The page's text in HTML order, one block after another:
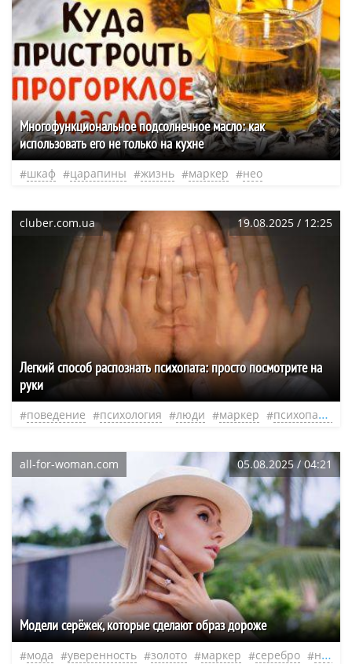
Многофункциональное подсолнечное масло: как
использовать его не только на кухне
шкаф царапины жизнь маркер нео
cluber.com.ua 19.08.2025 / 12:25
Легкий способ распознать психопата: просто посмотрите на
руки
поведение психология люди маркер психопатия
all-for-woman.com 05.08.2025 / 04:21
Модели серёжек, которые сделают образ дороже
мода уверенность золото маркер серебро нео